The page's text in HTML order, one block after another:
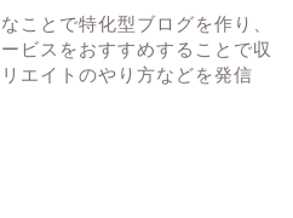
ことで特化型ブログを作り、
ビスをおすすめすることで収
エイトのやり方などを発信